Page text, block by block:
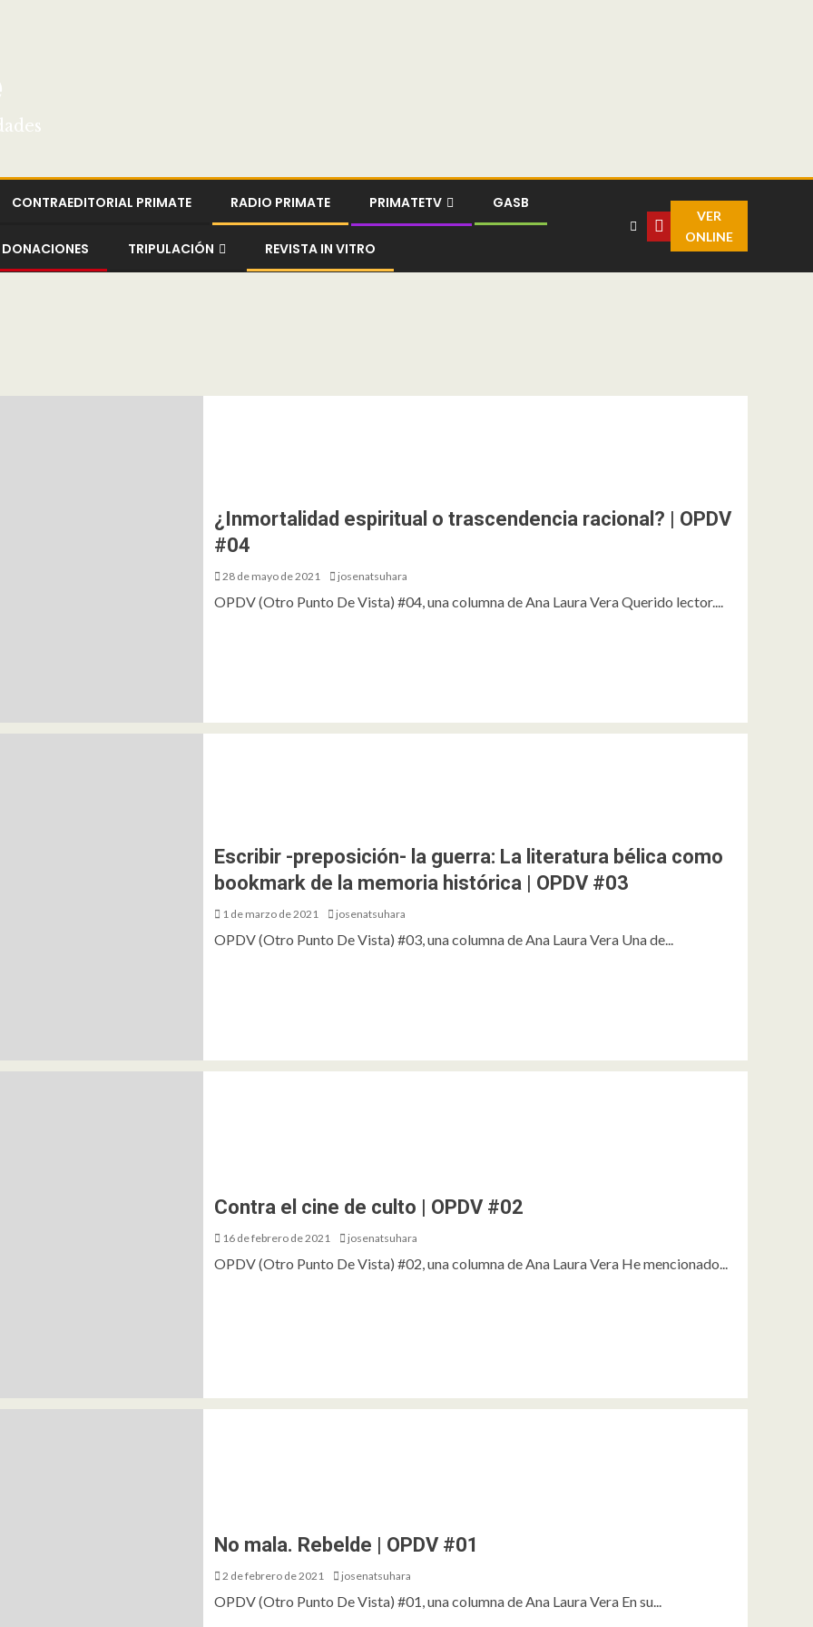
CONTRAEDITORIAL PRIMATE RADIO PRIMATE PRIMATETV GASB
DONACIONES TRIPULACIÓN REVISTA IN VITRO
VER
ONLINE
¿Inmortalidad espiritual o trascendencia racional? | OPDV
#04
28 de mayo de 2021 josenatsuhara
OPDV (Otro Punto De Vista) #04, una columna de Ana Laura Vera Querido lector....
Escribir -preposición- la guerra: La literatura bélica como
bookmark de la memoria histórica | OPDV #03
1 de marzo de 2021 josenatsuhara
OPDV (Otro Punto De Vista) #03, una columna de Ana Laura Vera Una de...
Contra el cine de culto | OPDV #02
16 de febrero de 2021 josenatsuhara
OPDV (Otro Punto De Vista) #02, una columna de Ana Laura Vera He mencionado...
No mala. Rebelde | OPDV #01
2 de febrero de 2021 josenatsuhara
OPDV (Otro Punto De Vista) #01, una columna de Ana Laura Vera En su...